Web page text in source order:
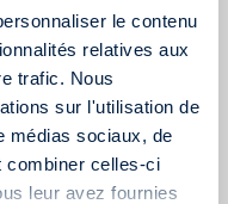
le contenu
relatives aux
trafic. Nous
sur l'utilisation de
médias sociaux, de
combiner celles-ci
leur avez fournies
distance